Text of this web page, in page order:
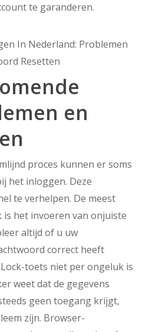
te garanderen.
en
proces kunnen er soms
het inloggen. Deze
te verhelpen. De meest
het invoeren van onjuiste
altijd of u uw
correct heeft
toets niet per ongeluk is
weet dat de gegevens
geen toegang krijgt,
zijn. Browser-